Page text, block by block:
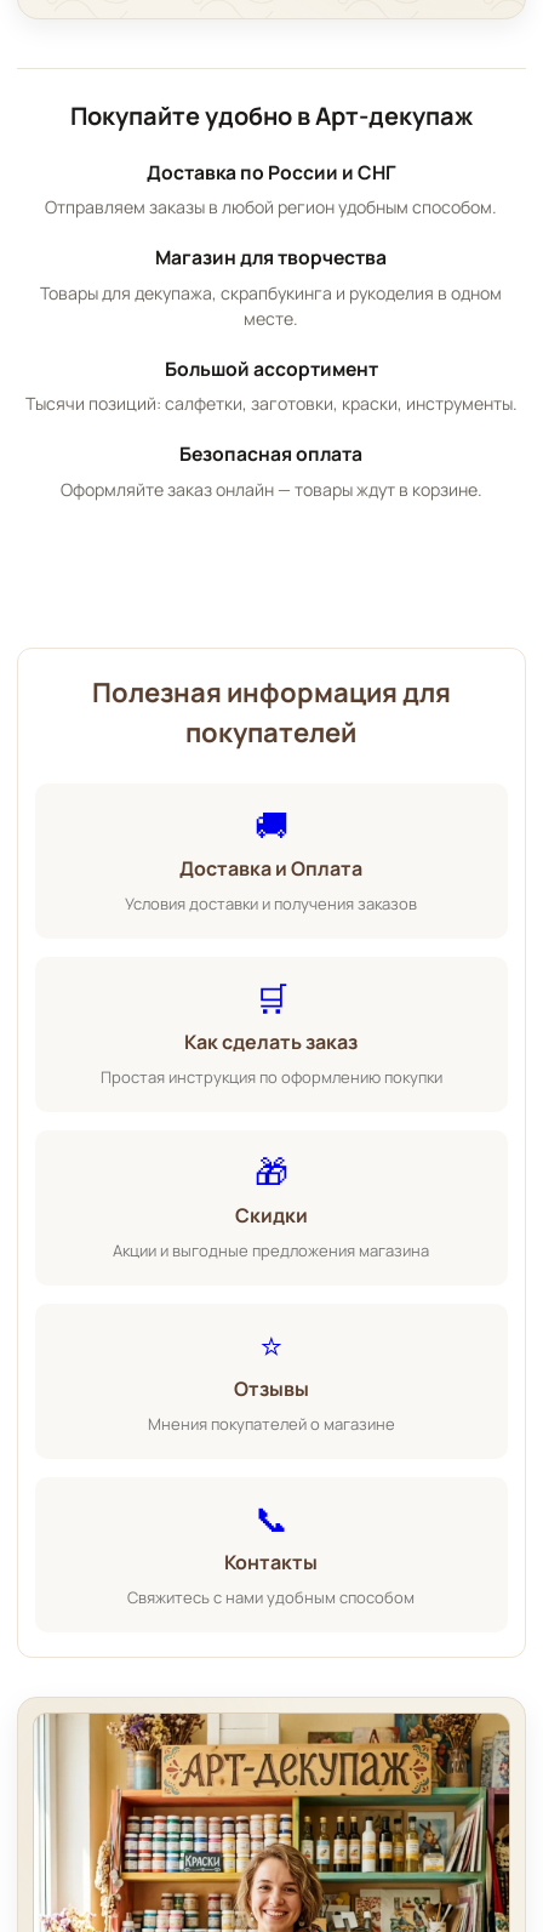
Покупайте удобно в Арт-декупаж
Доставка по России и СНГ
Отправляем заказы в любой регион удобным способом.
Магазин для творчества
Товары для декупажа, скрапбукинга и рукоделия в одном
месте.
Большой ассортимент
Тысячи позиций: салфетки, заготовки, краски, инструменты.
Безопасная оплата
Оформляйте заказ онлайн — товары ждут в корзине.
Полезная информация для
покупателей
🚚
Доставка и Оплата
Условия доставки и получения заказов
🛒
Как сделать заказ
Простая инструкция по оформлению покупки
🎁
Скидки
Акции и выгодные предложения магазина
⭐
Отзывы
Мнения покупателей о магазине
📞
Контакты
Свяжитесь с нами удобным способом